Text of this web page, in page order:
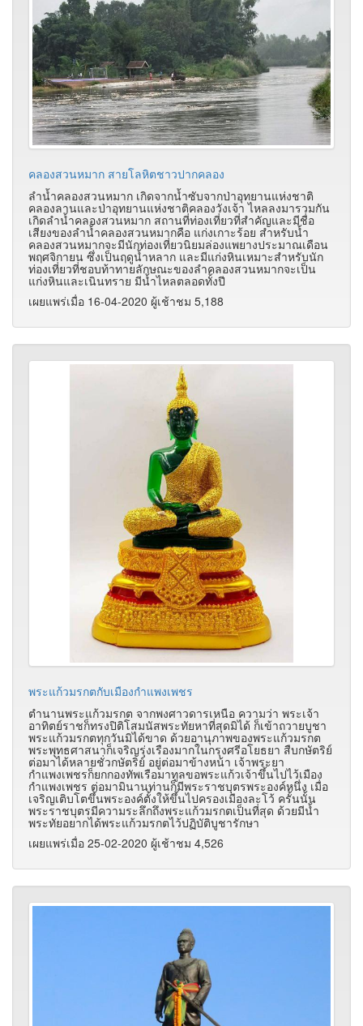
คลองสวนหมาก สายโลหิตชาวปากคลอง
ลำน้ำคลองสวนหมาก เกิดจากน้ำซับจากป่าอุทยานแห่งชาติ
คลองลานและป่าอุทยานแห่งชาติคลองวังเจ้า ไหลลงมารวมกัน
เกิดลำน้ำคลองสวนหมาก สถานที่ท่องเที่ยวที่สำคัญและมีชื่อ
เสียงของลำน้ำคลองสวนหมากคือ แก่งเกาะร้อย สำหรับน้ำ
คลองสวนหมากจะมีนักท่องเที่ยวนิยมล่องแพยางประมาณเดือน
พฤศจิกายน ซึ่งเป็นฤดูน้ำหลาก และมีแก่งหินเหมาะสำหรับนัก
ท่องเที่ยวที่ชอบท้าทายลักษณะของลำคลองสวนหมากจะเป็น
แก่งหินและเนินทราย มีน้ำไหลตลอดทั้งปี
เผยแพร่เมื่อ 16-04-2020 ผู้เช้าชม 5,188
พระแก้วมรกตกับเมืองกำแพงเพชร
ตำนานพระแก้วมรกต จากพงศาวดารเหนือ ความว่า พระเจ้า
อาทิตย์ราชก็ทรงปิติโสมนัสพระทัยหาที่สุดมิได้ ก็เข้าถวายบูชา
พระแก้วมรกตทุกวันมิได้ขาด ด้วยอานุภาพของพระแก้วมรกต
พระพุทธศาสนาก็เจริญรุ่งเรืองมากในกรุงศรีอโยธยา สืบกษัตริย์
ต่อมาได้หลายชั่วกษัตริย์ อยู่ต่อมาข้างหน้า เจ้าพระยา
กำแพงเพชรก็ยกกองทัพเรือมาทูลขอพระแก้วเจ้าขึ้นไปไว้เมือง
กำแพงเพชร ต่อมามินานท่านก็มีพระราชบุตรพระองค์หนึ่ง เมื่อ
เจริญเติบโตขึ้นพระองค์ตั้งให้ขึ้นไปครองเมืองละโว้ ครั้นนั้น
พระราชบุตรมีความระลึกถึงพระแก้วมรกตเป็นที่สุด ด้วยมีน้ำ
พระทัยอยากได้พระแก้วมรกตไว้ปฏิบัติบูชารักษา
เผยแพร่เมื่อ 25-02-2020 ผู้เช้าชม 4,526